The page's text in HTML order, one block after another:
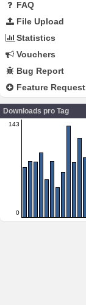
FAQ
File Upload
Statistics
Vouchers
Bug Report
Feature Request
Downloads pro Tag
143
0